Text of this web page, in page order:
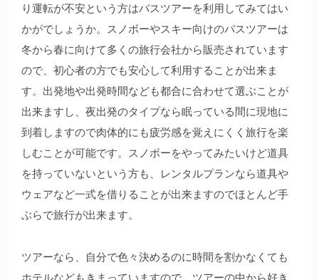
り運転が不安という方はバスツアーを利用してみてはい
かがでしょうか。
スノボーやスキー向けのバスツアーは
冬から春に向けて多くの旅行会社から販売されています
ので、初心者の方でも安心して利用することが出来ま
す。出発地や出発時間なども都合に合わせて選ぶことが
出来ますし、夜出発のタイプなら眠っている間に現地に
到着しますので肉体的にも疲労感を覚えにくく旅行を楽
しむことが可能です。スノボーをやってみたいけど道具
を持っていないという方も、レンタルプランなら道具や
ウェアなど一式を借りることが出来ますのでほとんど手
ぶらで旅行が出来ます。
ツアーなら、自分で色々決めるのに時間を割かなくても
ホテルなどもきまっていますので、ツアーの中から好き